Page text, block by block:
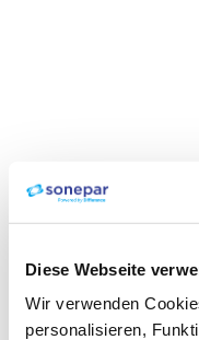
Diese Webseite
Wir verwenden
personalisieren,